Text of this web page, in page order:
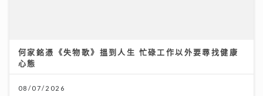
何家銘憑《失物歌》搵到人生 忙碌工作以外要尋找健康
心態
08/07/2026